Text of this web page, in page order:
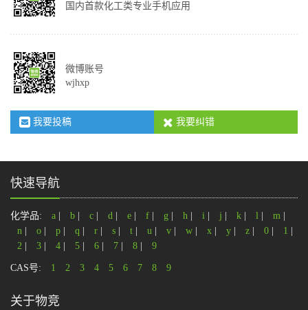
国内首款化工类专业手机应用
微博账号
wjhxp
我要投稿 我要纠错
快速导航
化学品: a b c d e f g h i j k l m
n
o p q r s t u v w x y z 0 1
2
3 4 5 6 7 8 9
CAS号: 1 2 3 4 5 6 7 8 9
关于物竞